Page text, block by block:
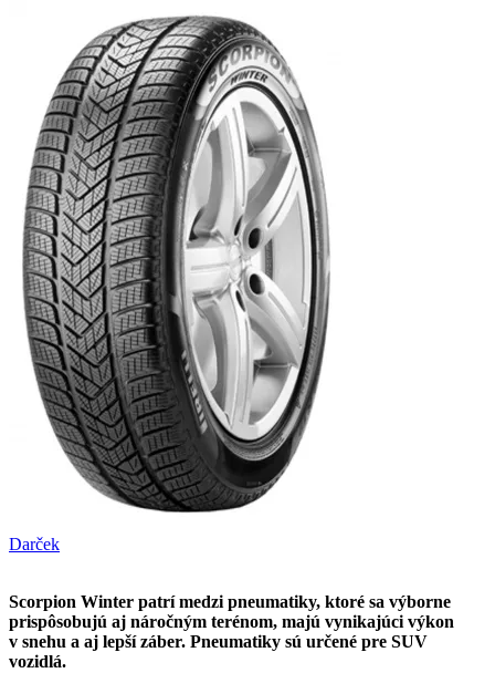
Darček
Scorpion Winter patrí medzi pneumatiky, ktoré sa výborne
prispôsobujú aj náročným terénom, majú vynikajúci výkon
v snehu a aj lepší záber. Pneumatiky sú určené pre SUV
vozidlá.